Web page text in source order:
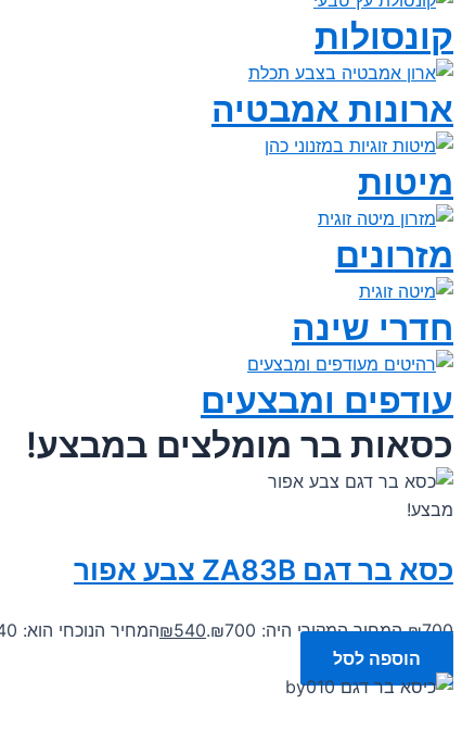
קונסולות
ארונות אמבטיה
מיטות
מזרונים
חדרי שינה
עודפים ומבצעים
כסאות בר מומלצים במבצע!
מבצע!
כסא בר דגם ZA83B צבע אפור
₪700 המחיר המקורי היה: ₪700. ₪540
המחיר הנוכחי הוא: ₪540.
הוספה לסל